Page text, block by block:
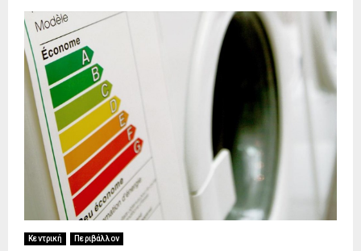
Κεντρική Περιβάλλον